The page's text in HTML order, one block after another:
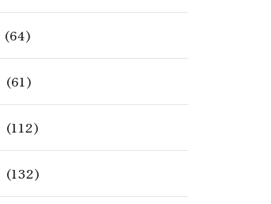
(64)
(61)
(112)
(132)